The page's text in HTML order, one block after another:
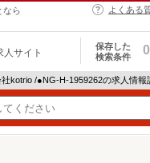
なら
よくある
人サイト
保存した
検索条件
0
社kotrio /●NG-H-1959262の求人情報